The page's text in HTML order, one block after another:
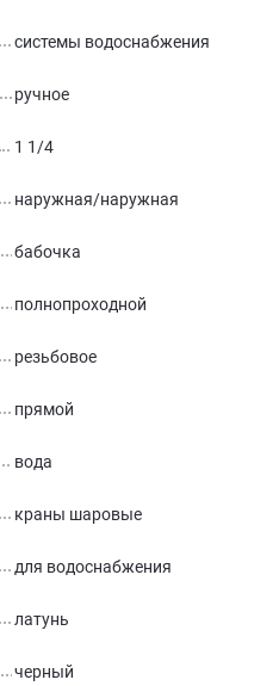
системы водоснабжения
ручное
1 1/4
наружная/наружная
бабочка
полнопроходной
резьбовое
прямой
вода
краны шаровые
для водоснабжения
латунь
черный